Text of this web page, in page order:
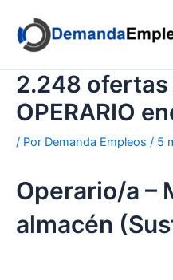
contenido
2.248
OPERARIO
/ Por Demanda Empleos / 5
Operario/a –
almacén